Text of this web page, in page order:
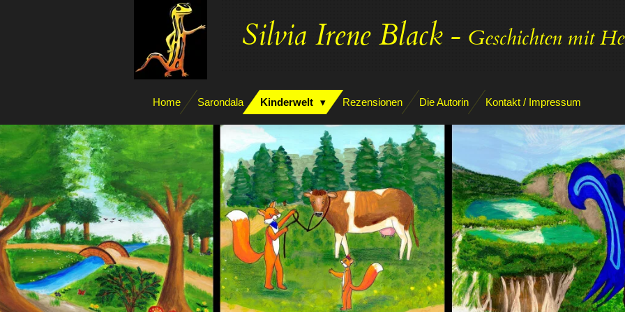
Silvia Irene Black - Geschichten mit
Home Sarondala Kinderwelt Rezensionen Die Autorin Kontakt / Impressum